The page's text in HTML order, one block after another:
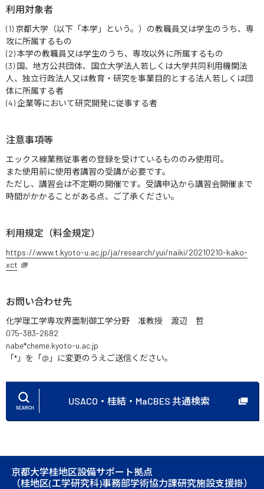
利用対象者
(1) 京都大学（以下「本学」という。）の教職員又は学生のうち、専
攻に所属するもの
(2) 本学の教職員又は学生のうち、専攻以外に所属するもの
(3) 国、地方公共団体、国立大学法人若しくは大学共同利用機関法
人、独立行政法人又は教育・研究を事業目的とする法人若しくは団
体に所属する者
(4) 企業等において研究開発に従事する者
注意事項等
エックス線業務従事者の登録を受けているもののみ使用可。
また使用前に使用者講習の受講が必要です。
ただし、講習会は不定期の開催です。受講申込から講習会開催まで
時間がかかることがある点、ご了承ください。
利用規定（料金規定）
https://www.t.kyoto-u.ac.jp/ja/research/yui/naiki/20210210-kako-
xct
お問い合わせ先
化学理工学専攻界面制御工学分野 准教授 渡辺 哲
075-383-2682
nabe*cheme.kyoto-u.ac.jp
「*」を「@」に変更のうえご送信ください。
USACO・桂結・MaCBES 共通検索
京都大学桂地区設備サポート拠点
（桂地区(工学研究科)事務部学術協力課研究施設支援掛）